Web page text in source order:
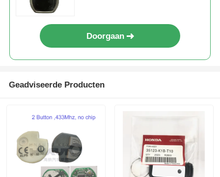
Doorgaan
Geadviseerde Producten